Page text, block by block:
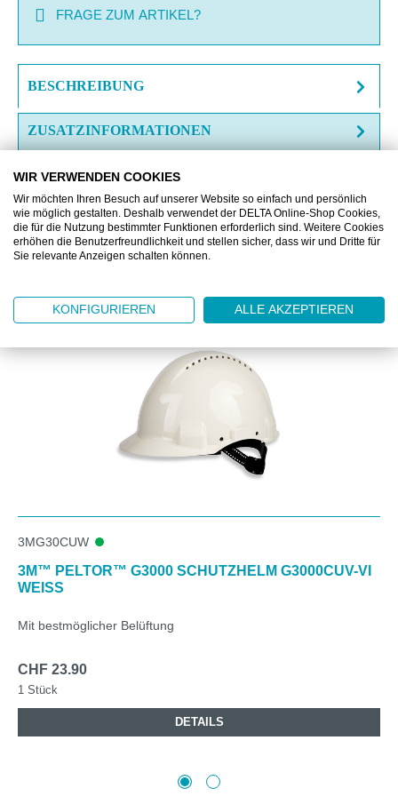
FRAGE ZUM ARTIKEL?
BESCHREIBUNG
ZUSATZINFORMATIONEN
DOWNLOAD
3MG30CUW
3M™ PELTOR™ G3000 SCHUTZHELM G3000CUV-VI
WEISS
Mit bestmöglicher Belüftung
CHF 23.90
1 Stück
DETAILS
WIR VERWENDEN COOKIES
Wir möchten Ihren Besuch auf unserer Website so einfach und persönlich
wie möglich gestalten. Deshalb verwendet der DELTA Online-Shop Cookies,
die für die Nutzung bestimmter Funktionen erforderlich sind. Weitere Cookies
erhöhen die Benutzerfreundlichkeit und stellen sicher, dass wir und Dritte für
Sie relevante Anzeigen schalten können.
KONFIGURIEREN ALLE AKZEPTIEREN